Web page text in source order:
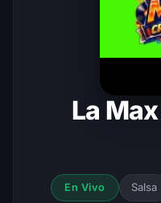
La
En Vivo Salsa